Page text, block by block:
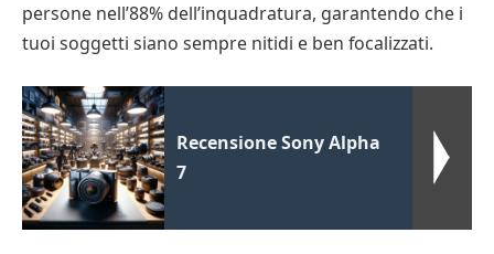
persone nell’88% dell’inquadratura, garantendo che i
tuoi soggetti siano sempre nitidi e ben focalizzati.
Recensione Sony Alpha
7